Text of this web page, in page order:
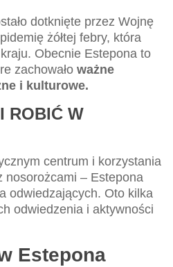
dotknięte przez Wojnę
żółtej febry, która
Obecnie Estepona to
zachowało ważne
i kulturowe.
ROBIĆ W
centrum i korzystania
nosorożcami – Estepona
odwiedzających. Oto kilka
odwiedzenia i aktywności
Estepona